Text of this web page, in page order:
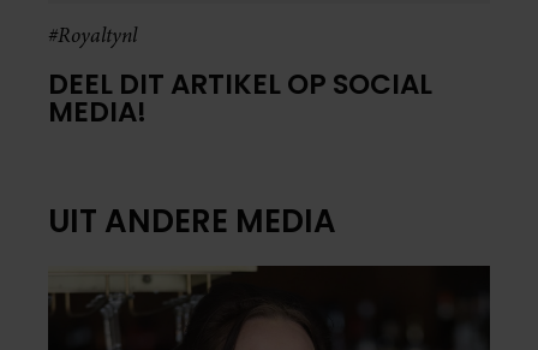
#Royaltynl
DEEL DIT ARTIKEL OP SOCIAL
MEDIA!
UIT ANDERE MEDIA